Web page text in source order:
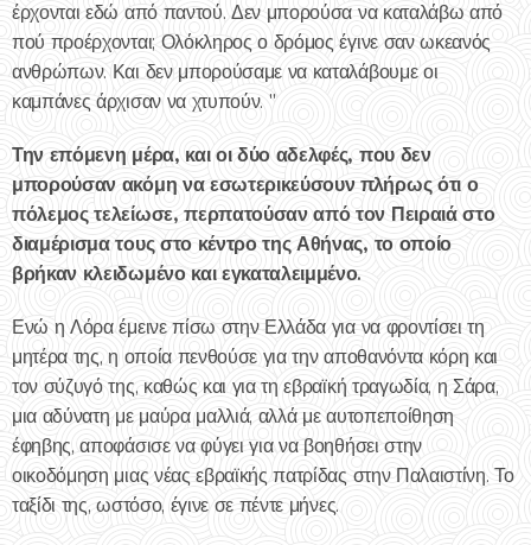
έρχονται εδώ από παντού. Δεν μπορούσα να καταλάβω από
πού προέρχονται; Ολόκληρος ο δρόμος έγινε σαν ωκεανός
ανθρώπων. Και δεν μπορούσαμε να καταλάβουμε οι
καμπάνες άρχισαν να χτυπούν. "
Την επόμενη μέρα, και οι δύο αδελφές, που δεν
μπορούσαν ακόμη να εσωτερικεύσουν πλήρως ότι ο
πόλεμος τελείωσε, περπατούσαν από τον Πειραιά στο
διαμέρισμα τους στο κέντρο της Αθήνας, το οποίο
βρήκαν κλειδωμένο και εγκαταλειμμένο.
Ενώ η Λόρα έμεινε πίσω στην Ελλάδα για να φροντίσει τη
μητέρα της, η οποία πενθούσε για την αποθανόντα κόρη και
τον σύζυγό της, καθώς και για τη εβραϊκή τραγωδία, η Σάρα,
μια αδύνατη με μαύρα μαλλιά, αλλά με αυτοπεποίθηση
έφηβης, αποφάσισε να φύγει για να βοηθήσει στην
οικοδόμηση μιας νέας εβραϊκής πατρίδας στην Παλαιστίνη. Το
ταξίδι της, ωστόσο, έγινε σε πέντε μήνες.